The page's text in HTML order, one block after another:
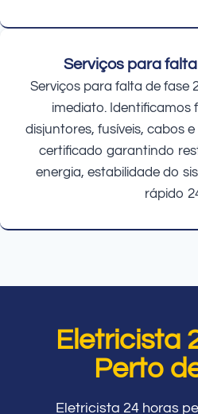
Serviços para
Serviços para falta de fase
imediato. Identificamos
disjuntores, fusíveis, cabos
certificado garantindo
energia, estabilidade do
rápido
Eletricista
Perto
Eletricista 24 horas